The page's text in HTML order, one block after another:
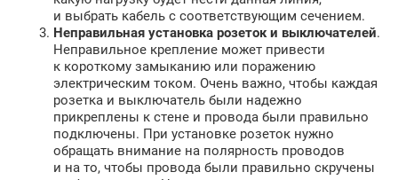
и выбрать кабель с соответствующим сечением.
Неправильная установка розеток и выключателей.
Неправильное крепление может привести
к короткому замыканию или поражению
электрическим током. Очень важно, чтобы каждая
розетка и выключатель были надежно
прикреплены к стене и провода были правильно
подключены. При установке розеток нужно
обращать внимание на полярность проводов
и на то, чтобы провода были правильно скручены